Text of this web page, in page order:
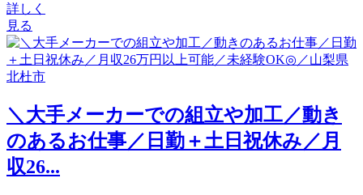
詳しく
見る
＼大手メーカーでの組立や加工／動き
のあるお仕事／日勤＋土日祝休み／月
収26...